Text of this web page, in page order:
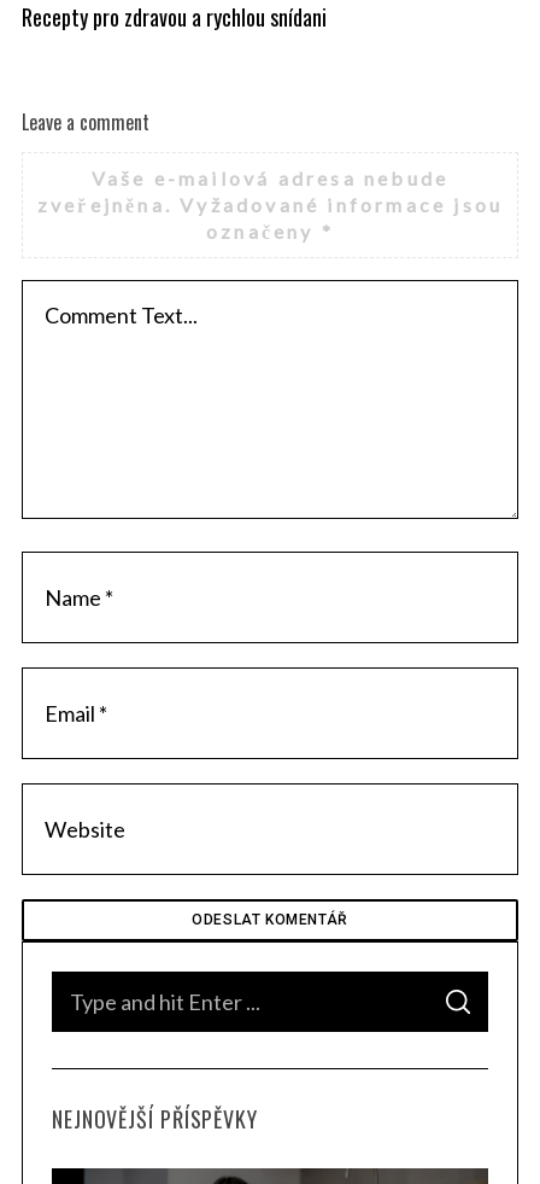
Recepty pro zdravou a rychlou snídani
Leave a comment
Vaše e-mailová adresa nebude
zveřejněna.
Vyžadované informace jsou
označeny *
c
S
A
C
NEJNOVĚJŠÍ PŘÍSPĚVKY
e
o
r